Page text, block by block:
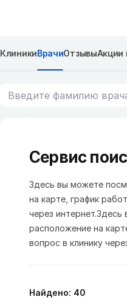
КлиникиВрачиОтзывыАкции
Сервис
Здесь вы можете
на карте, график
через
расположение на
вопрос в клинику
Найдено: 40